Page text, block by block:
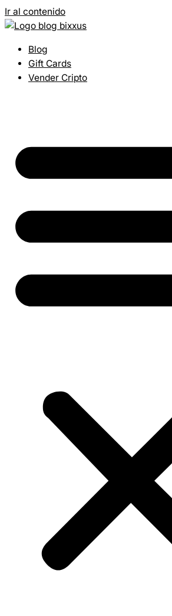
Ir al contenido
Blog
Gift Cards
Vender Cripto